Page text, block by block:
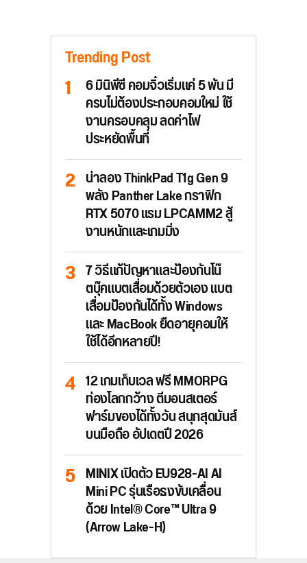
Trending Post
6 มินิพีซี คอมจิ๋วเริ่มแค่ 5 พัน มี
ครบไม่ต้องประกอบคอมใหม่ ใช้
งานครอบคลุม ลดค่าไฟ
ประหยัดพื้นที่
น่าลอง ThinkPad T1g Gen 9
พลัง Panther Lake กราฟิก
RTX 5070 แรม LPCAMM2 สู้
งานหนักและเกมมิ่ง
7 วิธีแก้ปัญหาและป้องกันโน๊
ตบุ๊คแบตเสื่อมด้วยตัวเอง แบต
เสื่อมป้องกันได้ทั้ง Windows
และ MacBook ยืดอายุคอมให้
ใช้ได้อีกหลายปี!
12 เกมเก็บเวล ฟรี MMORPG
ท่องโลกกว้าง ตีมอนสเตอร์
ฟาร์มของได้ทั้งวัน สนุกสุดมันส์
บนมือถือ อัปเดตปี 2026
MINIX เปิดตัว EU928-AI AI
Mini PC รุ่นเรือธงขับเคลื่อน
ด้วย Intel® Core™ Ultra 9
(Arrow Lake-H)